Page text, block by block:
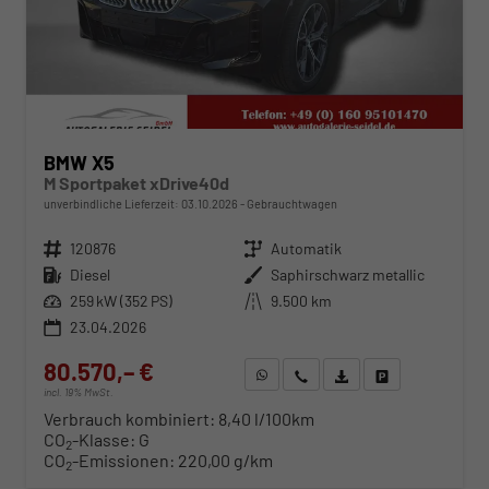
BMW X5
M Sportpaket xDrive40d
unverbindliche Lieferzeit: 03.10.2026 Gebrauchtwagen
Fahrzeugnr. 120876 Getriebe Automatik
Kraftstoff Diesel Außenfarbe Saphirschwarz metallic
Leistung 259 kW (352 PS) Kilometerstand 9.500 km
23.04.2026
80.570,– €
incl. 19% MwSt.
WhatsApp anfragen
Wir rufen Sie anFahrzeugexposé (PDF)
Verbrauch kombiniert: 8,40 l/100km
CO2-Klasse: G
CO2-Emissionen: 220,00 g/km